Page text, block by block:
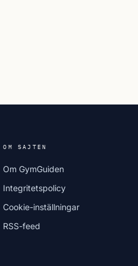
OM SAJTEN
Om GymGuiden
Integritetspolicy
Cookie-inställningar
RSS-feed